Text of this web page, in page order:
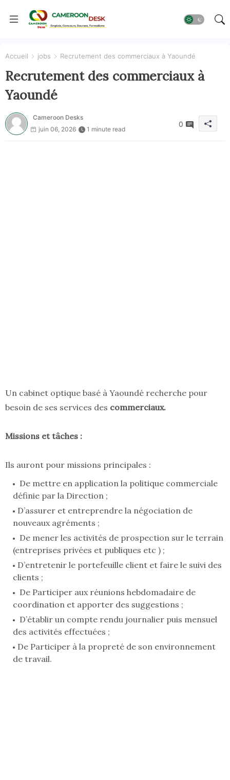
Accueil jobs Recrutement des commerciaux à Yaoundé
Recrutement des commerciaux à
Yaoundé
Cameroon Desks
juin 06, 2026
1 minute read
0
Un cabinet optique basé à Yaoundé recherche pour
besoin de ses services des commerciaux.
Missions et tâches :
Ils auront pour missions principales :
De mettre en application la politique commerciale
définie par la Direction ;
D’assurer et entreprendre la négociation de
nouveaux agréments ;
De mener les activités de prospection sur le terrain
(entreprises privées et publiques etc ) ;
D’entretenir le portefeuille client et faire le suivi des
clients ;
De Participer aux réunions hebdomadaire de
coordination et apporter des suggestions ;
D’établir un compte rendu journalier puis mensuel
des activités effectuées ;
De Participer à la propreté de son environnement
de travail.